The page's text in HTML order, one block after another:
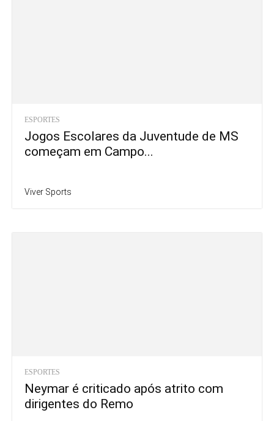
ESPORTES
Jogos Escolares da Juventude de MS
começam em Campo...
Viver Sports
ESPORTES
Neymar é criticado após atrito com
dirigentes do Remo